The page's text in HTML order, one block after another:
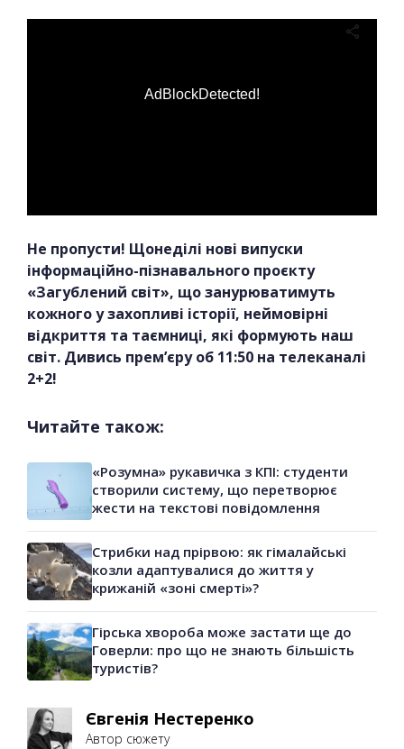
AdBlockDetected!
Не пропусти! Щонеділі нові випуски
інформаційно-пізнавального проєкту
«Загублений світ», що занурюватимуть
кожного у захопливі історії, неймовірні
відкриття та таємниці, які формують наш
світ. Дивись прем’єру об 11:50 на телеканалі
2+2!
Читайте також:
«Розумна» рукавичка з КПІ: студенти
створили систему, що перетворює
жести на текстові повідомлення
Стрибки над прірвою: як гімалайські
козли адаптувалися до життя у
крижаній «зоні смерті»?
Гірська хвороба може застати ще до
Говерли: про що не знають більшість
туристів?
Євгенія Нестеренко
Автор сюжету